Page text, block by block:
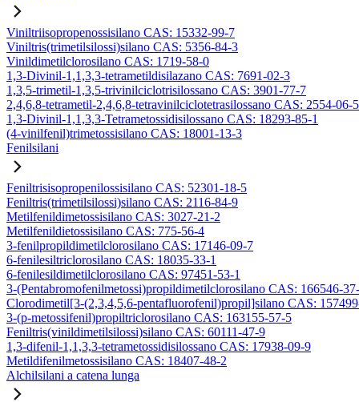
Viniltriisopropenossisilano CAS: 15332-99-7
Viniltris(trimetilsilossi)silano CAS: 5356-84-3
Vinildimetilclorosilano CAS: 1719-58-0
1,3-Divinil-1,1,3,3-tetrametildisilazano CAS: 7691-02-3
1,3,5-trimetil-1,3,5-trivinilciclotrisilossano CAS: 3901-77-7
2,4,6,8-tetrametil-2,4,6,8-tetravinilciclotetrasilossano CAS: 2554-06-5
1,3-Divinil-1,1,3,3-Tetrametossidisilossano CAS: 18293-85-1
(4-vinilfenil)trimetossisilano CAS: 18001-13-3
Fenilsilani
Feniltrisisopropenilossisilano CAS: 52301-18-5
Feniltris(trimetilsilossi)silano CAS: 2116-84-9
Metilfenildimetossisilano CAS: 3027-21-2
Metilfenildietossisilano CAS: 775-56-4
3-fenilpropildimetilclorosilano CAS: 17146-09-7
6-fenilesiltriclorosilano CAS: 18035-33-1
6-fenilesildimetilclorosilano CAS: 97451-53-1
3-(Pentabromofenilmetossi)propildimetilclorosilano CAS: 166546-
Clorodimetil[3-(2,3,4,5,6-pentafluorofenil)propil]silano CAS:
3-(p-metossifenil)propiltriclorosilano CAS: 163155-57-5
Feniltris(vinildimetilsilossi)silano CAS: 60111-47-9
1,3-difenil-1,1,3,3-tetrametossidisilossano CAS: 17938-09-9
Metildifenilmetossisilano CAS: 18407-48-2
Alchilsilani a catena lunga